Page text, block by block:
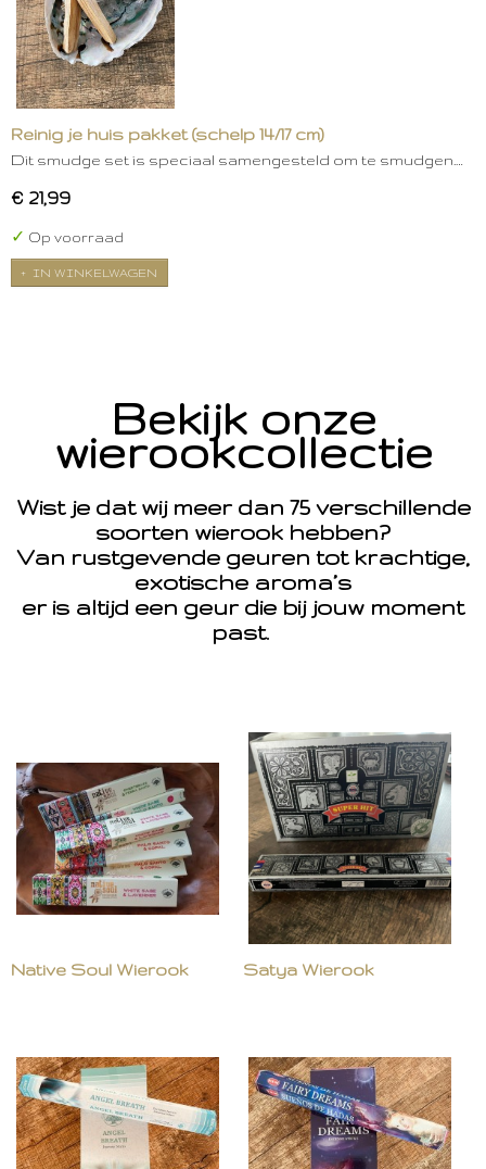
Reinig je huis pakket (schelp 14/17 cm)
Dit smudge set is speciaal samengesteld om te smudgen.…
€ 21,99
✓ Op voorraad
IN WINKELWAGEN
Bekijk onze
wierookcollectie
Wist je dat wij meer dan 75 verschillende
soorten wierook hebben?
Van rustgevende geuren tot krachtige,
exotische aroma’s
er is altijd een geur die bij jouw moment
past.
Native Soul Wierook Satya Wierook